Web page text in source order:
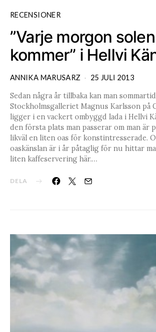
RECENSIONER
”Varje morgon solen
kommer” i Hellvi
ANNIKA MARUSARZ 25 JULI 2013
Sedan några år tillbaka kan man
Stockholmsgalleriet Magnus Karlsson på
ligger i en vackert ombyggd lada i Hellvi
den första plats man passerar om man är
likväl en liten oas för konstintresserade.
oaskänslan är i år påtaglig för nu hittar
liten kaffeservering här.…
DELA